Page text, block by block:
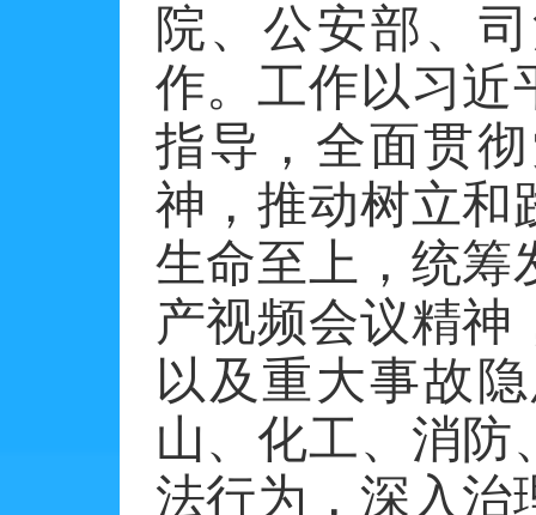
院、公安部、
作。工作以习近
指导，全面贯
神，推动树立和
生命至上，统筹
产视频会议精神
以及重大事故
山、化工、消防
法行为，深入治